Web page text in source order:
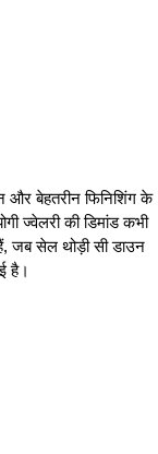
और बेहतरीन फिनिशिंग के
ज्वेलरी की डिमांड कभी
जब सेल थोड़ी सी डाउन
है।